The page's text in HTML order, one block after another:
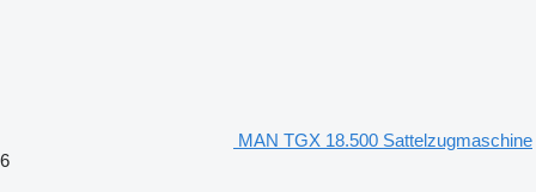
MAN TGX 18.500 Sattelzugmaschine
6